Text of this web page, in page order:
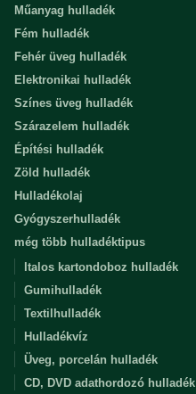
Műanyag hulladék
Fém hulladék
Fehér üveg hulladék
Elektronikai hulladék
Színes üveg hulladék
Szárazelem hulladék
Építési hulladék
Zöld hulladék
Hulladékolaj
Gyógyszerhulladék
még több hulladéktipus
Italos kartondoboz hulladék
Gumihulladék
Textilhulladék
Hulladékvíz
Üveg, porcelán hulladék
CD, DVD adathordozó hulladék